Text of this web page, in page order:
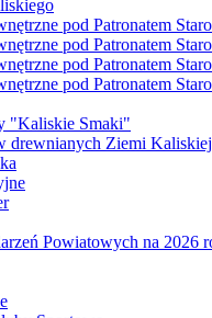
pod Patronatem
pod Patronatem
pod Patronatem
pod Patronatem
"Kaliskie Smaki"
drewnianych Ziemi Kaliskiej
Powiatowych na 2026